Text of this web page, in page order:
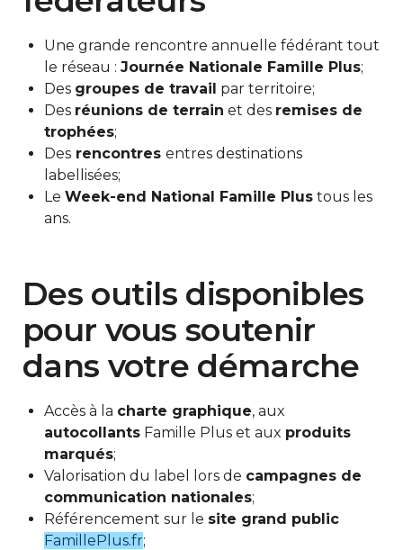
Une grande rencontre annuelle fédérant tout
le réseau : Journée Nationale Famille Plus;
Des groupes de travail par territoire;
Des réunions de terrain et des remises de
trophées;
Des rencontres entres destinations
labellisées;
Le Week-end National Famille Plus tous les
ans.
Des outils disponibles
pour vous soutenir
dans votre démarche
Accès à la charte graphique, aux
autocollants Famille Plus et aux produits
marqués;
Valorisation du label lors de campagnes de
communication nationales;
Référencement sur le site grand public
FamillePlus.fr;